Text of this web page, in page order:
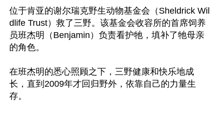
位于肯亚的谢尔瑞克野生动物基金会（Sheldrick Wil
dlife Trust）救了三野。该基金会收容所的首席饲养
员班杰明（Benjamin）负责看护牠，填补了牠母亲
的角色。
在班杰明的悉心照顾之下，三野健康和快乐地成
长，直到2009年才回归野外，依靠自己的力量生
存。